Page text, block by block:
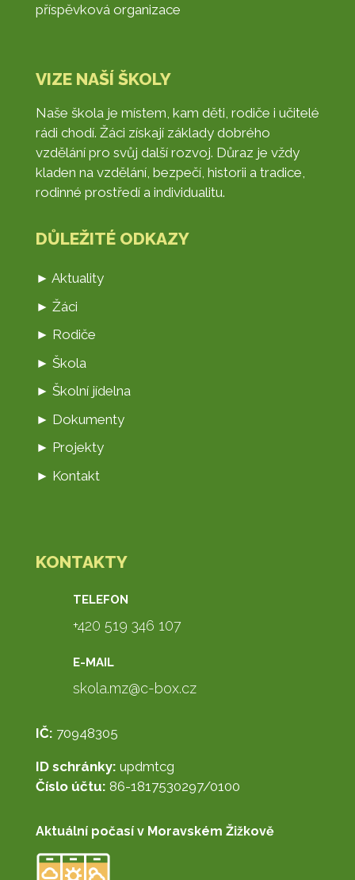
příspěvková organizace
VIZE NAŠÍ ŠKOLY
Naše škola je místem, kam děti, rodiče i učitelé
rádi chodí. Žáci získají základy dobrého
vzdělání pro svůj další rozvoj. Důraz je vždy
kladen na vzdělání, bezpečí, historii a tradice,
rodinné prostředí a individualitu.
DŮLEŽITÉ ODKAZY
► Aktuality
► Žáci
► Rodiče
► Škola
► Školní jídelna
► Dokumenty
► Projekty
► Kontakt
KONTAKTY
TELEFON
+420 519 346 107
E-MAIL
skola.mz@c-box.cz
IČ: 70948305
ID schránky: updmtcg
Číslo účtu: 86-1817530297/0100
Aktuální počasí v Moravském Žižkově